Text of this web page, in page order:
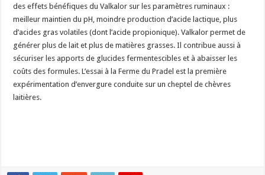
des effets bénéfiques du Valkalor sur les paramètres ruminaux :
meilleur maintien du pH, moindre production d’acide lactique, plus
d’acides gras volatiles (dont l’acide propionique). Valkalor permet de
générer plus de lait et plus de matières grasses. Il contribue aussi à
sécuriser les apports de glucides fermentescibles et à abaisser les
coûts des formules. L’essai à la Ferme du Pradel est la première
expérimentation d’envergure conduite sur un cheptel de chèvres
laitières.